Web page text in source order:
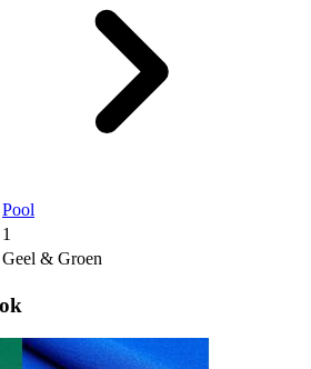
Pool
1
Geel & Groen